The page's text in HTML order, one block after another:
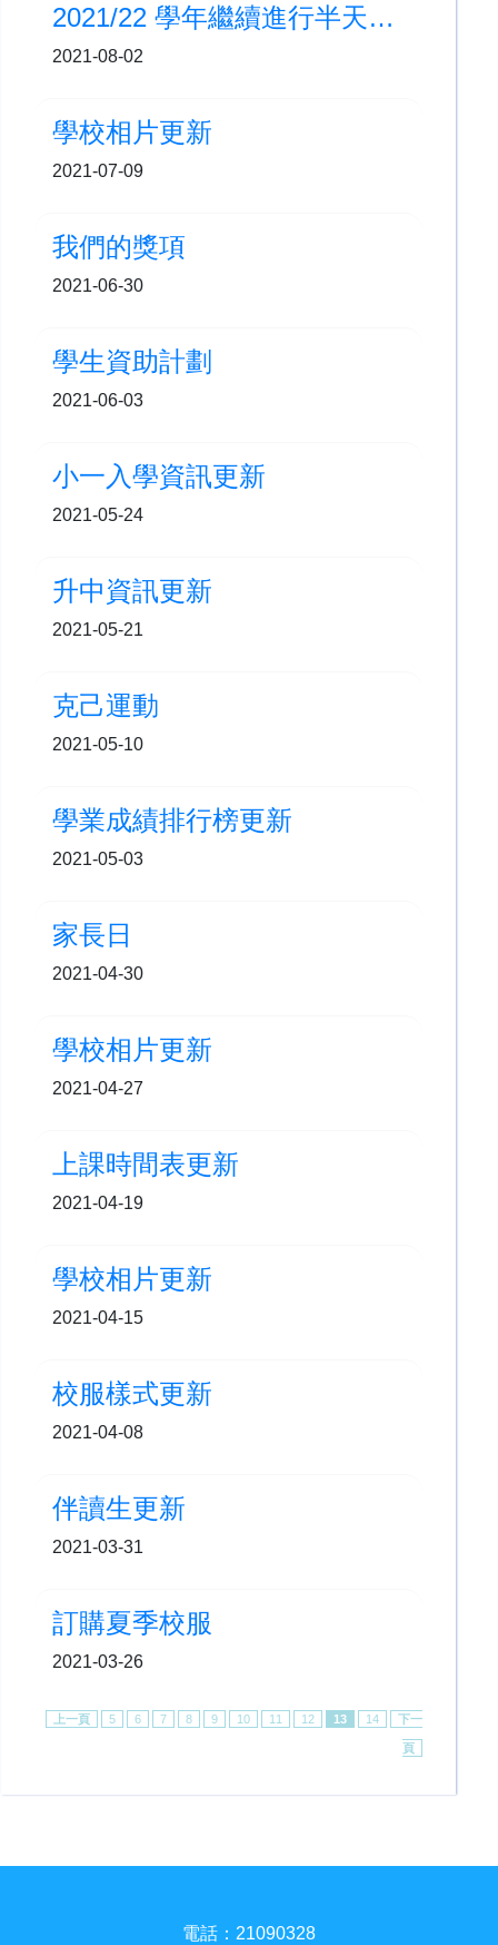
2021/22 學年繼續進行半天面授課堂
2021-08-02
學校相片更新
2021-07-09
我們的獎項
2021-06-30
學生資助計劃
2021-06-03
小一入學資訊更新
2021-05-24
升中資訊更新
2021-05-21
克己運動
2021-05-10
學業成績排行榜更新
2021-05-03
家長日
2021-04-30
學校相片更新
2021-04-27
上課時間表更新
2021-04-19
學校相片更新
2021-04-15
校服樣式更新
2021-04-08
伴讀生更新
2021-03-31
訂購夏季校服
2021-03-26
上一頁 5 6 7 8 9 10 11 12 13 14 下一
頁
電話：21090328